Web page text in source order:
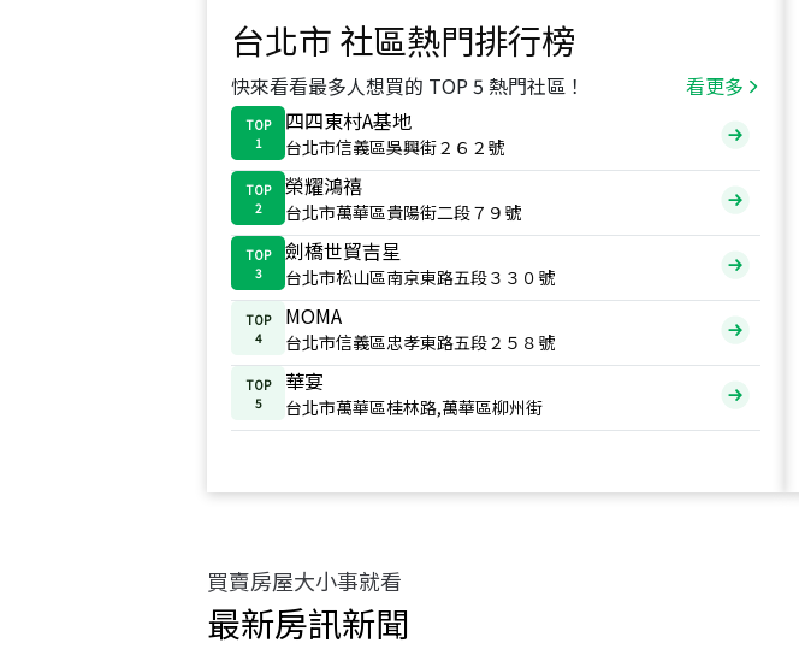
台北市 社區熱門排行榜
快來看看最多人想買的 TOP 5 熱門社區！ 看更多
TOP
1
四四東村A基地
台北市信義區吳興街２６２號
TOP
2
榮耀鴻禧
台北市萬華區貴陽街二段７９號
TOP
3
劍橋世貿吉星
台北市松山區南京東路五段３３０號
TOP
4
MOMA
台北市信義區忠孝東路五段２５８號
TOP
5
華宴
台北市萬華區桂林路,萬華區柳州街
買賣房屋大小事就看
最新房訊新聞